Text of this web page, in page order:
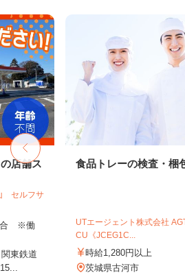
店舗ス
セルフサ
合 ※働
東鉄道
食品トレーの検査・梱
UTエージェント株式会社
CU《JCEG1C...
時給1,280円以上
茨城県古河市